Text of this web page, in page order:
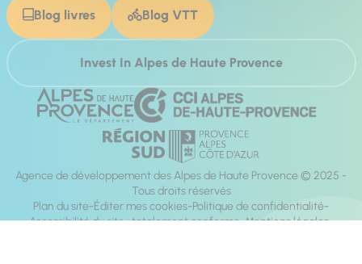
Blog livres Blog VTT
Invest In Alpes de Haute Provence
Agence de développement des Alpes de Haute Provence © 2025 -
Tous droits réservés
Plan du site Éditer mes cookies Politique de confidentialité
Accessibilité du site : totalement conforme Mentions légales